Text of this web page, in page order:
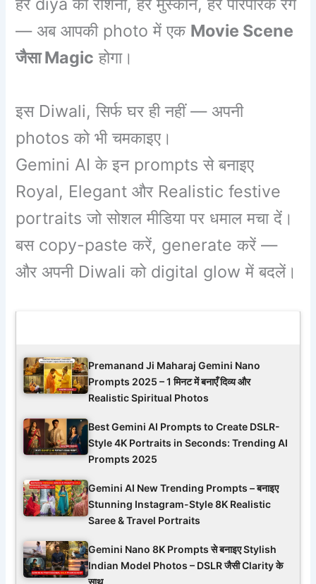
हर diya की रोशनी, हर मुस्कान, हर पारंपरिक रंग
— अब आपकी photo में एक Movie Scene
जैसा Magic होगा।
इस Diwali, सिर्फ घर ही नहीं — अपनी
photos को भी चमकाइए।
Gemini AI के इन prompts से बनाइए
Royal, Elegant और Realistic festive
portraits जो सोशल मीडिया पर धमाल मचा दें।
बस copy-paste करें, generate करें —
और अपनी Diwali को digital glow में बदलें।
Premanand Ji Maharaj Gemini Nano
Prompts 2025 – 1 मिनट में बनाएँ दिव्य और
Realistic Spiritual Photos
Best Gemini AI Prompts to Create DSLR-
Style 4K Portraits in Seconds: Trending AI
Prompts 2025
Gemini AI New Trending Prompts – बनाइए
Stunning Instagram-Style 8K Realistic
Saree & Travel Portraits
Gemini Nano 8K Prompts से बनाइए Stylish
Indian Model Photos – DSLR जैसी Clarity के
साथ